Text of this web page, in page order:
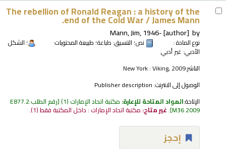
The rebellion of Ronald Reagan : a history of the
end of the Cold War /James Mann.
by
Mann, Jim, 1946-[author]
نوع المادة : نص؛ التنسيق: طباعة؛ طبيعة المحتويات: ؛ الشكل
الأدبي: غير أدبي
الناشر:New York : Viking, 2009
الوصول إلى الانترنت: Publisher description
الإتاحة:المواد المتاحة للإعارة: مكتبة اتحاد الإمارات (1) رقم الطلب:E877.2
M36 2009
.غير متاح: مكتبة اتحاد الإمارات : داخل المكتبة فقط(1).
إحجز